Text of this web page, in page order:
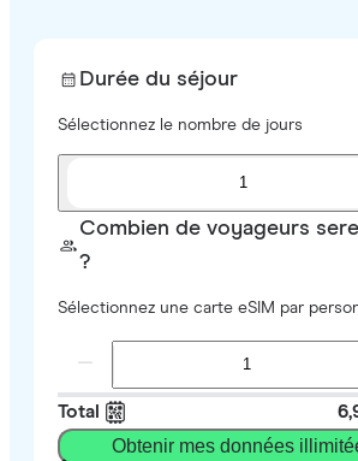
Durée du séjour
Sélectionnez le nombre de jours
1
Combien de voyageurs
?
Sélectionnez une carte eSIM par
Total
Obtenir mes données